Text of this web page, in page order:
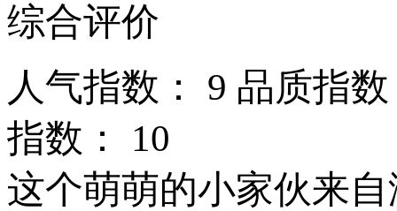
综合评价
人气指数：
9 品质指
指数：
10
这个萌萌的小家伙来